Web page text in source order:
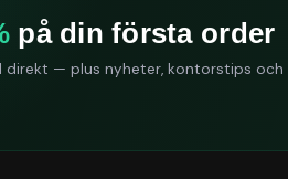
på din första order
direkt — plus nyheter, kontorstips och